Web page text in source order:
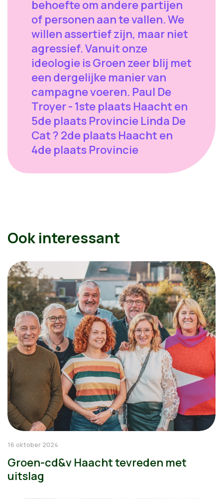
behoefte om andere partijen
of personen aan te vallen. We
willen assertief zijn, maar niet
agressief. Vanuit onze
ideologie is Groen zeer blij met
een dergelijke manier van
campagne voeren. Paul De
Troyer - 1ste plaats Haacht en
5de plaats Provincie Linda De
Cat ? 2de plaats Haacht en
4de plaats Provincie
Ook interessant
16 oktober 2024
Groen-cd&v Haacht tevreden met
uitslag